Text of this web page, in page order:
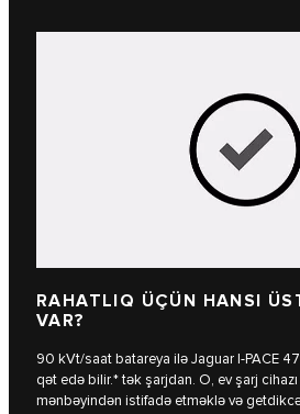
RAHATLIQ ÜÇÜN HANSI
VAR?
90 kVt/saat batareya ilə Jaguar I‑PACE
qət edə bilir.* tək şarjdan. O, ev şarj
mənbəyindən istifadə etməklə və